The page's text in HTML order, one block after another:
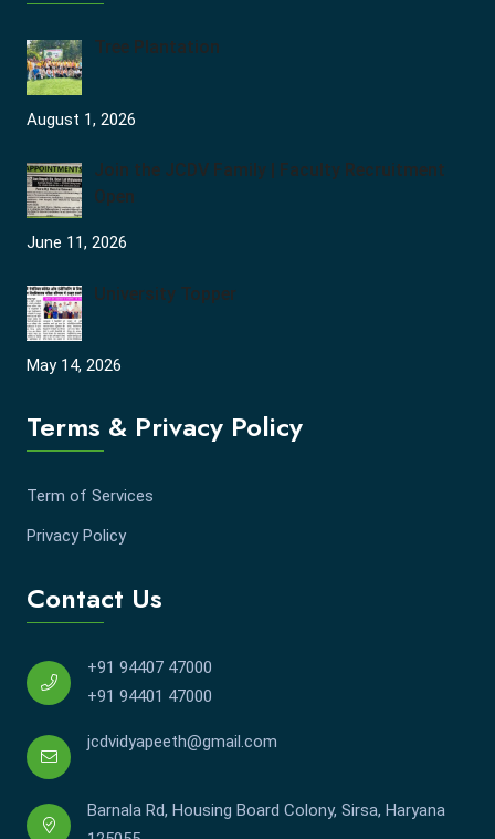
Tree Plantation
August 1, 2026
Join the JCDV Family | Faculty Recruitment
Open
June 11, 2026
University Topper
May 14, 2026
Terms & Privacy Policy
Term of Services
Privacy Policy
Contact Us
+91 94407 47000
+91 94401 47000
jcdvidyapeeth@gmail.com
Barnala Rd, Housing Board Colony, Sirsa, Haryana